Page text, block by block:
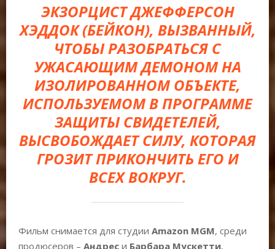
ЭКЗОРЦИСТ ДЖЕФФЕРСОН
ХЭДДОК (БЕЙКОН), ВЫЗВАННЫЙ,
ЧТОБЫ РАЗОБРАТЬСЯ С
УЖАСАЮЩИМ ДЕМОНОМ НА
ИЗОЛИРОВАННОМ ОБЪЕКТЕ,
ИСПОЛЬЗУЕМОМ В ПРОГРАММЕ
ЗАЩИТЫ СВИДЕТЕЛЕЙ,
ВЫСВОБОЖДАЕТ СИЛУ, КОТОРАЯ
ГРОЗИТ ПРИКОНЧИТЬ ЕГО И
ВСЕХ ВОКРУГ.
Фильм снимается для студии Amazon MGM, среди
продюсеров – Андрес и Барбара Мускетти,